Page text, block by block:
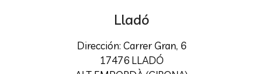
Lladó
Dirección: Carrer Gran, 6
17476 LLADÓ